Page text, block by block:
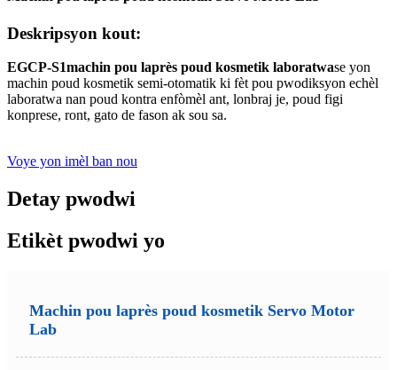
Deskripsyon kout:
EGCP-S1machin pou laprès poud kosmetik laboratwase yon
machin poud kosmetik semi-otomatik ki fèt pou pwodiksyon echèl
laboratwa nan poud kontra enfòmèl ant, lonbraj je, poud figi
konprese, ront, gato de fason ak sou sa.
Voye yon imèl ban nou
Detay pwodwi
Etikèt pwodwi yo
Machin pou laprès poud kosmetik Servo Motor
Lab